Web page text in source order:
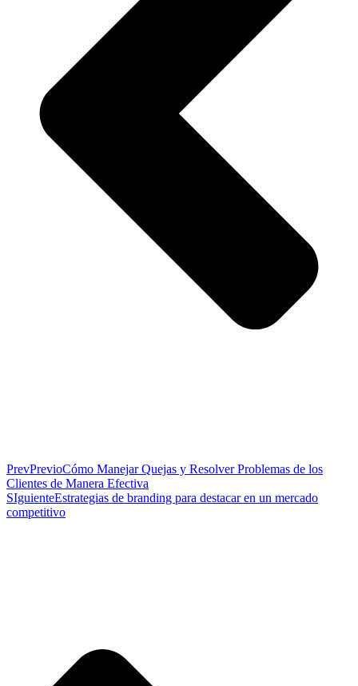
PrevPrevioCómo Manejar Quejas y Resolver Problemas de los
Clientes de Manera Efectiva
SIguienteEstrategias de branding para destacar en un mercado
competitivo